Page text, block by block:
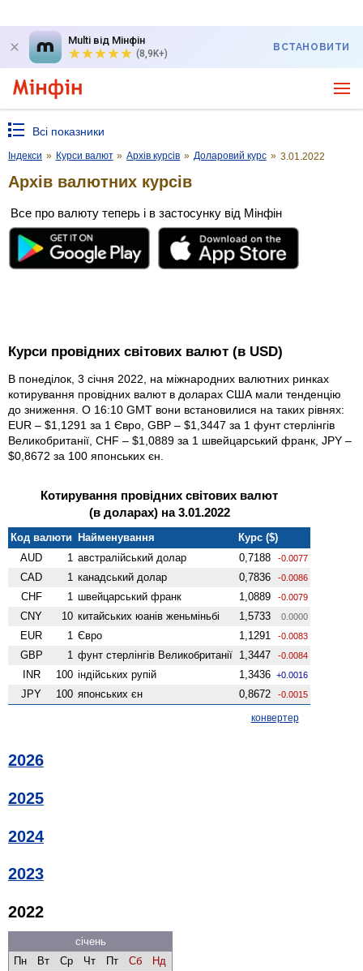
Multi від Мінфін
(8,9K+)
ВСТАНОВИТИ
Всі показники
Індекси » Курси валют » Архів курсів » Доларовий курс » 3.01.2022
Архів валютних курсів
Все про валюту теперь і в застосунку від Мінфін
Курси провідних світових валют (в USD)
В понеділок, 3 січня 2022, на міжнародних валютних ринках
котирування провідних валют в доларах США мали тенденцію
до зниження. О 16:10 GMT вони встановилися на таких рівнях:
EUR – $1,1291 за 1 Євро, GBP – $1,3447 за 1 фунт стерлінгів
Велико­британії, CHF – $1,0889 за 1 швейцарський франк, JPY –
$0,8672 за 100 японських єн.
Котирування провідних світових валют
(в доларах) на 3.01.2022
Код валюти Найменування
Курс ($)
AUD
1 австралійський долар 0,7188 -0.0077
CAD 1 канадський долар 0,7836 -0.0086
CHF 1 швейцарський франк 1,0889 -0.0079
CNY 10 китайських юанів женьмiньбi 1,5733 0.0000
EUR 1 Євро 1,1291 -0.0083
GBP 1 фунт стерлінгів Велико­британії 1,3447 -0.0084
INR 100 індійських рупій 1,3436 +0.0016
JPY 100 японських єн 0,8672 -0.0015
конвертер
2026
2025
2024
2023
2022
січень
Пн
Вт Ср Чт Пт Сб
Нд